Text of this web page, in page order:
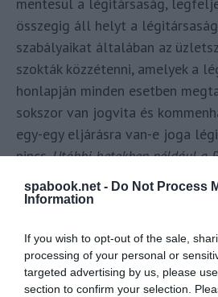
spabook.net - Do Not Process
Information
If you wish to opt-out of the sale,
processing of your personal or
targeted advertising by us, please
section to confirm your selection.
összegig áll helyt a
szabályaikat általában az
szokták közzétenni, amelyek a
honlapján minden esetben
sokszor van jogvita és
egy-egy eljárásra van-e joga
nincs.Utóbbi hetekben például a
az ászf-re, hogy az alapján joga
„extraprofit adót”
. Arról gyakran
lefektetett szabályoknak
az uniós előírásokkal is. Az uniós
hogy: